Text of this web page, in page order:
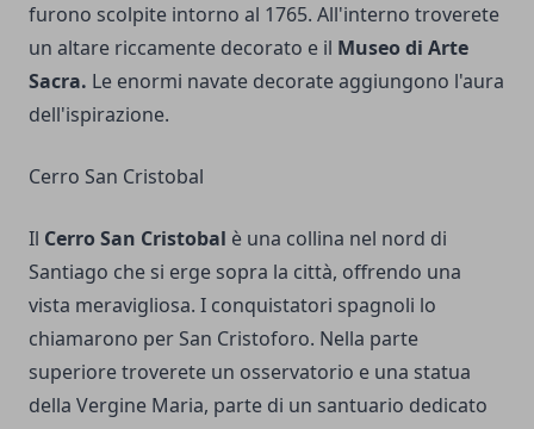
furono scolpite intorno al 1765. All'interno troverete
un altare riccamente decorato e il Museo di Arte
Sacra. Le enormi navate decorate aggiungono l'aura
dell'ispirazione.
Cerro San Cristobal
Il Cerro San Cristobal è una collina nel nord di
Santiago che si erge sopra la città, offrendo una
vista meravigliosa. I conquistatori spagnoli lo
chiamarono per San Cristoforo. Nella parte
superiore troverete un osservatorio e una statua
della Vergine Maria, parte di un santuario dedicato